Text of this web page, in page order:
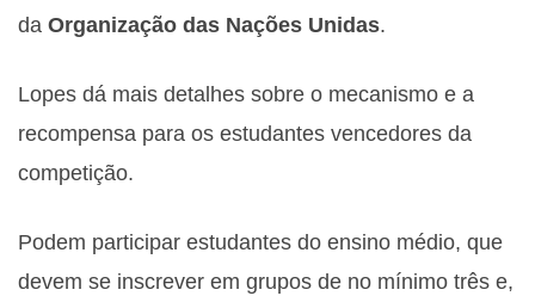
da Organização das Nações Unidas.
Lopes dá mais detalhes sobre o mecanismo e a
recompensa para os estudantes vencedores da
competição.
Podem participar estudantes do ensino médio, que
devem se inscrever em grupos de no mínimo três e,